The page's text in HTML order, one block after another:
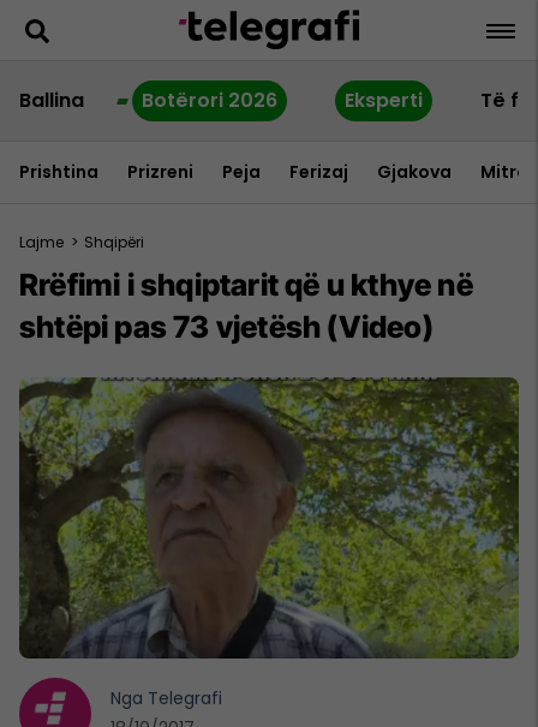
Ballina Botërori 2026 Eksperti Të
Prishtina Prizreni Peja Ferizaj Gjakova
Lajme > Shqipëri
Rrëfimi i shqiptarit që u kthye në
shtëpi pas 73 vjetësh (Video)
Nga Telegrafi